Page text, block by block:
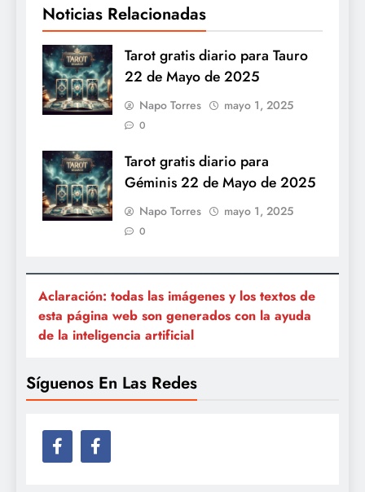
Noticias Relacionadas
Tarot gratis diario para Tauro
22 de Mayo de 2025
Napo Torres mayo 1, 2025
0
Tarot gratis diario para
Géminis 22 de Mayo de 2025
Napo Torres mayo 1, 2025
0
Aclaración: todas las imágenes y los textos de
esta página web son generados con la ayuda
de la inteligencia artificial
Síguenos En Las Redes